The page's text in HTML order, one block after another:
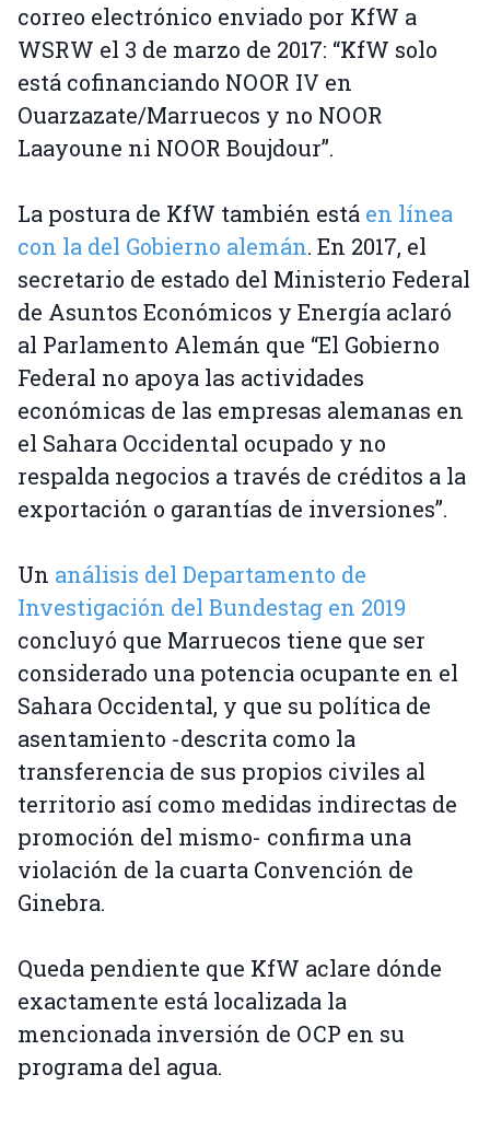
correo electrónico enviado por KfW a
WSRW el 3 de marzo de 2017: “KfW solo
está cofinanciando NOOR IV en
Ouarzazate/Marruecos y no NOOR
Laayoune ni NOOR Boujdour”.
La postura de KfW también está en línea
con la del Gobierno alemán. En 2017, el
secretario de estado del Ministerio Federal
de Asuntos Económicos y Energía aclaró
al Parlamento Alemán que “El Gobierno
Federal no apoya las actividades
económicas de las empresas alemanas en
el Sahara Occidental ocupado y no
respalda negocios a través de créditos a la
exportación o garantías de inversiones”.
Un análisis del Departamento de
Investigación del Bundestag en 2019
concluyó que Marruecos tiene que ser
considerado una potencia ocupante en el
Sahara Occidental, y que su política de
asentamiento -descrita como la
transferencia de sus propios civiles al
territorio así como medidas indirectas de
promoción del mismo- confirma una
violación de la cuarta Convención de
Ginebra.
Queda pendiente que KfW aclare dónde
exactamente está localizada la
mencionada inversión de OCP en su
programa del agua.